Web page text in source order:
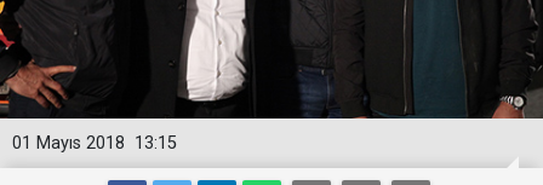
13:15
01 Mayıs 2018